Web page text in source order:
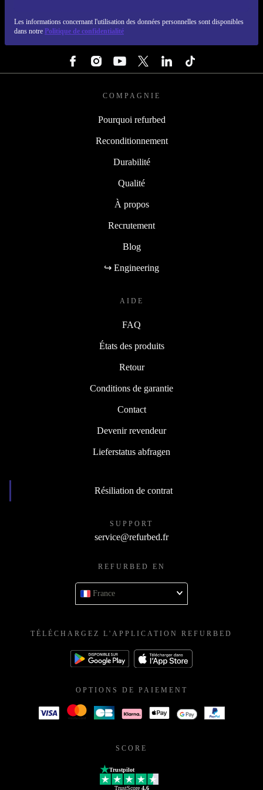
Les informations concernant l'utilisation des données personnelles sont disponibles
dans notre Politique de confidentialité
COMPAGNIE
Pourquoi refurbed
Reconditionnement
Durabilité
Qualité
À propos
Recrutement
Blog
↪ Engineering
AIDE
FAQ
États des produits
Retour
Conditions de garantie
Contact
Devenir revendeur
Lieferstatus abfragen
Résiliation de contrat
SUPPORT
service@refurbed.fr
REFURBED EN
France
TÉLÉCHARGEZ L'APPLICATION REFURBED
OPTIONS DE PAIEMENT
SCORE
Trustpilot
TrustScore 4.6